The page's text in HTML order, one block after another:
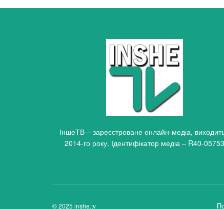
ІншеТВ – зареєстроване онлайн-медіа,
2014-го року. Ідентифікатор медіа – R40-05753
© 2025 inshe.tv